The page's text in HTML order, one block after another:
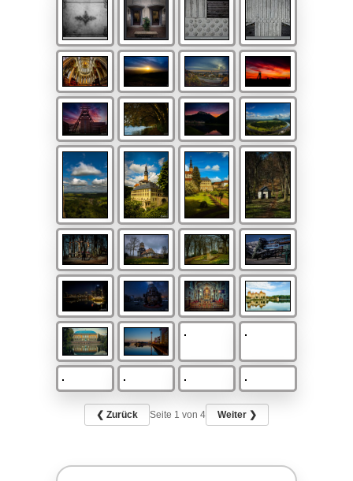
❮ Zurück Seite 1 von 4 Weiter ❯